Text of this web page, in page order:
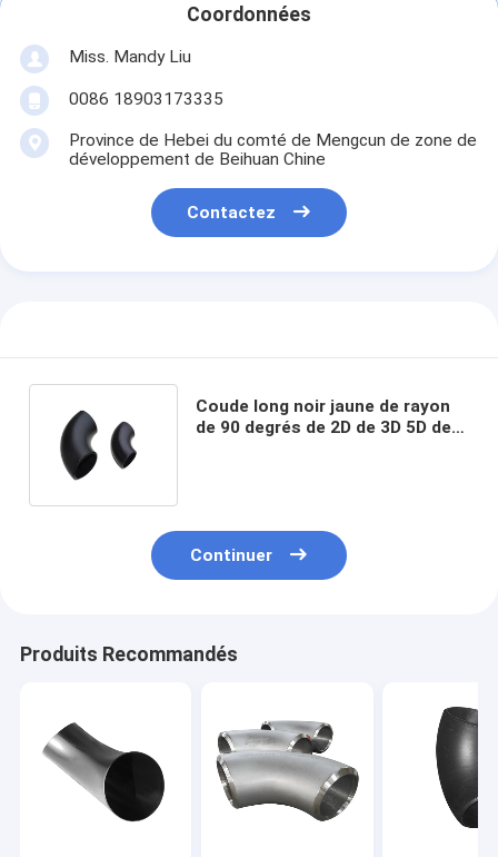
Coordonnées
Miss. Mandy Liu
0086 18903173335
Province de Hebei du comté de Mengcun de zone de
développement de Beihuan Chine
Contactez
Coude long noir jaune de rayon
de 90 degrés de 2D de 3D 5D de
Continuer
Produits Recommandés